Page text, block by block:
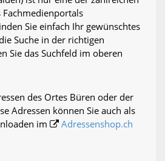
Fachmedienportals
Sie einfach Ihr gewünschtes
Suche in der richtigen
Sie das Suchfeld im oberen
des Ortes Büren oder der
Adressen können Sie auch als
im
Adressenshop.ch